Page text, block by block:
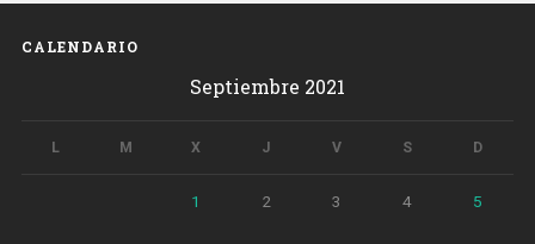
CALENDARIO
Septiembre 2021
L M X J V S D
1 2 3 4 5